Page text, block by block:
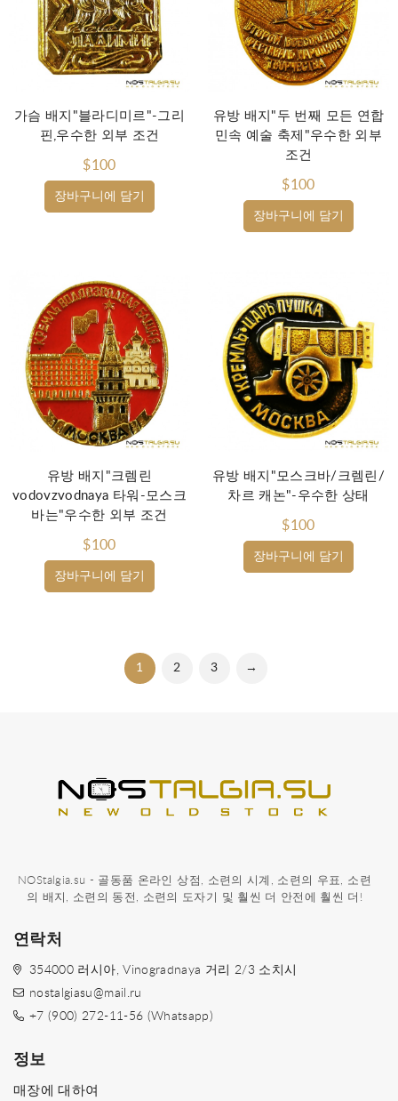
장바구니에 담기
가슴 배지"블라디미르"-그리
핀,우수한 외부 조건
$100
장바구니에 담기
유방 배지"두 번째 모든 연합
민속 예술 축제"우수한 외부
조건
$100
장바구니에 담기
유방 배지"크렘린
vodovzvodnaya 타워-모스크
바는"우수한 외부 조건
$100
장바구니에 담기
유방 배지"모스크바/크렘린/
차르 캐논"-우수한 상태
$100
1 2 3 →
NOStalgia.su - 골동품 온라인 상점, 소련의 시계, 소련의 우표, 소련
의 배지, 소련의 동전, 소련의 도자기 및 훨씬 더 안전에 훨씬 더!
연락처
354000 러시아, Vinogradnaya 거리 2/3 소치시
nostalgiasu@mail.ru
+7 (900) 272-11-56 (Whatsapp)
정보
매장에 대하여